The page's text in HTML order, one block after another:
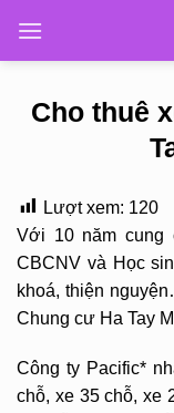
Cho thuê
Lượt xem: 120
Với 10 năm cung
CBCNV và Học
khoá, thiện
Chung cư Ha Tay
Công ty Pacific*
chỗ, xe 35 chỗ, xe